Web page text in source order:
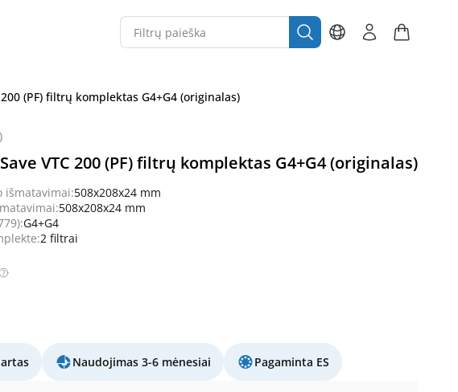
(PF) filtrų komplektas G4+G4 (originalas)
VTC 200 (PF) filtrų komplektas G4+G4 (originalas)
išmatavimai:508x208x24 mm
508x208x24 mm
G4+G4
2 filtrai
Naudojimas 3-6 mėnesiai Pagaminta ES